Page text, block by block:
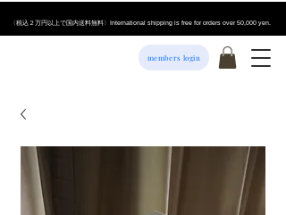
​〈税込２万円以上で国内送料無料〉International shipping is free for orders over 50,000 yen.
members login